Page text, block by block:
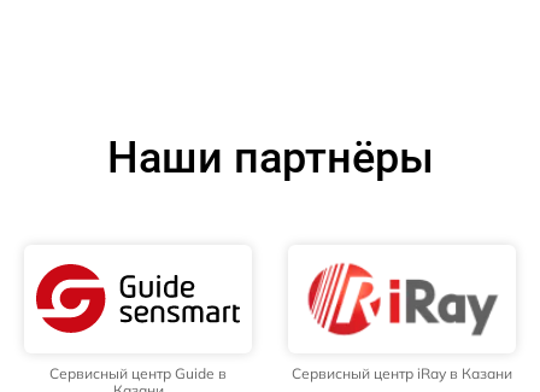
Наши партнёры
Сервисный центр Guide в
Сервисный центр iRay в Казани